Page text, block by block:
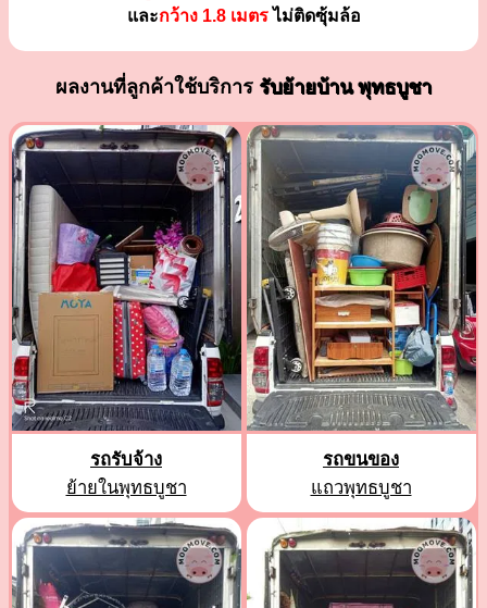
และกว้าง 1.8 เมตรไม่ติดซุ้มล้อ
ผลงานที่ลูกค้าใช้บริการ รับย้ายบ้าน พุทธบูชา
รถรับจ้าง
ย้ายในพุทธบูชา
รถขนของ
แถวพุทธบูชา